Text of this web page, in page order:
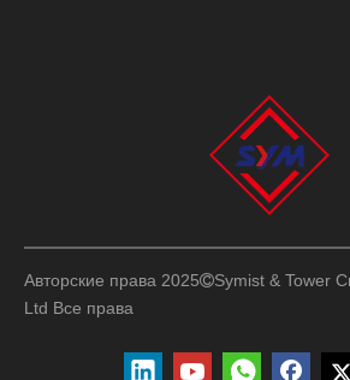
Авторские права 2025Symist & Tower
Ltd Все права